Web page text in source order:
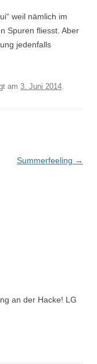
weil nämlich im
Spuren fliesst. Aber
jedenfalls
am 3. Juni 2014.
Summerfeeling →
an der Hacke! LG